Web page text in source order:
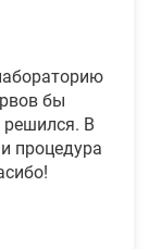
бы
решился. В
процедура